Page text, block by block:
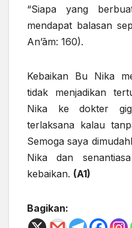
“Siapa yang
mendapat balasan
An’ām: 160).
Kebaikan Bu Nika
tidak menjadikan
Nika ke dokter
terlaksana kalau
Semoga saya
Nika dan
kebaikan. (A1)
Bagikan: